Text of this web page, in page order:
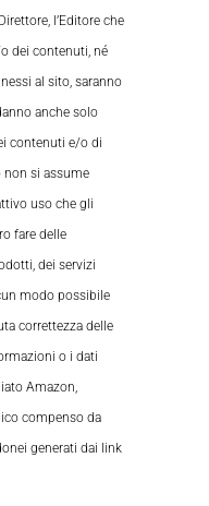
l’Editore che
dei contenuti, né
al sito, saranno
anche solo
contenuti e/o di
si assume
uso che gli
fare delle
dei servizi
modo possibile
correttezza delle
o i dati
Amazon,
compenso da
generati dai link